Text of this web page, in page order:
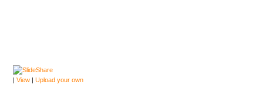
|View |Upload your own